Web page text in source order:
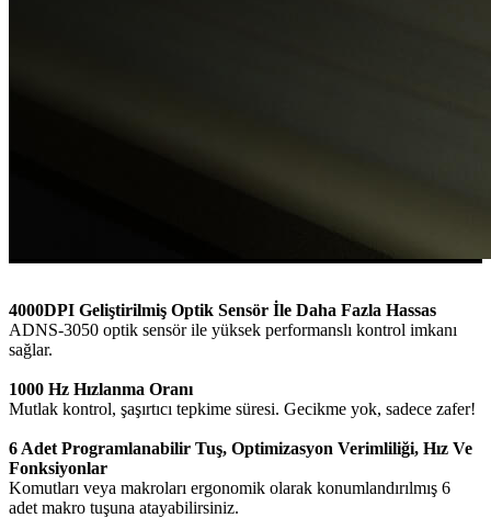
4000DPI Geliştirilmiş Optik Sensör İle Daha Fazla Hassas
ADNS-3050 optik sensör ile yüksek performanslı kontrol imkanı
sağlar.
1000 Hz Hızlanma Oranı
Mutlak kontrol, şaşırtıcı tepkime süresi. Gecikme yok, sadece zafer!
6 Adet Programlanabilir Tuş, Optimizasyon Verimliliği, Hız Ve
Fonksiyonlar
Komutları veya makroları ergonomik olarak konumlandırılmış 6
adet makro tuşuna atayabilirsiniz.